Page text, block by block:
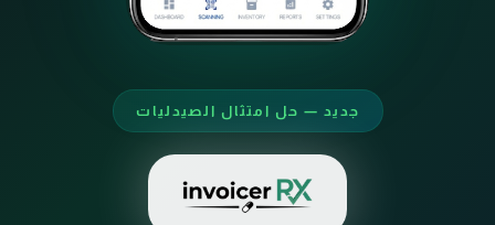
جديد — حل امتثال الصيدليات